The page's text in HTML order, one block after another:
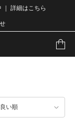
｜ 詳細はこちら
い順